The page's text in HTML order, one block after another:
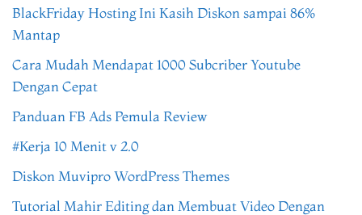
BlackFriday Hosting Ini Kasih Diskon sampai 86%
Mantap
Cara Mudah Mendapat 1000 Subcriber Youtube
Dengan Cepat
Panduan FB Ads Pemula Review
#Kerja 10 Menit v 2.0
Diskon Muvipro WordPress Themes
Tutorial Mahir Editing dan Membuat Video Dengan